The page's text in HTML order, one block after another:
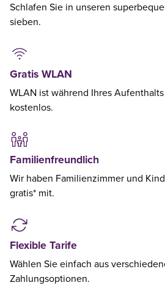
Schlafen Sie in unseren
sieben.
Gratis WLAN
WLAN ist während Ihres
kostenlos.
Familienfreundlich
Wir haben Familienzimmer und
gratis* mit.
Flexible Tarife
Wählen Sie einfach aus
Zahlungsoptionen.